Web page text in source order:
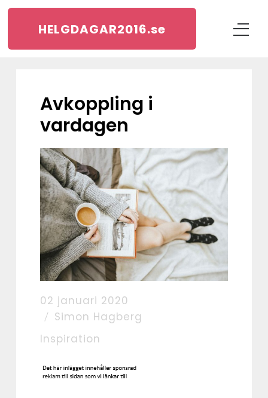
HELGDAGAR2016.se
Avkoppling i
vardagen
02 januari 2020
Simon Hagberg
Inspiration